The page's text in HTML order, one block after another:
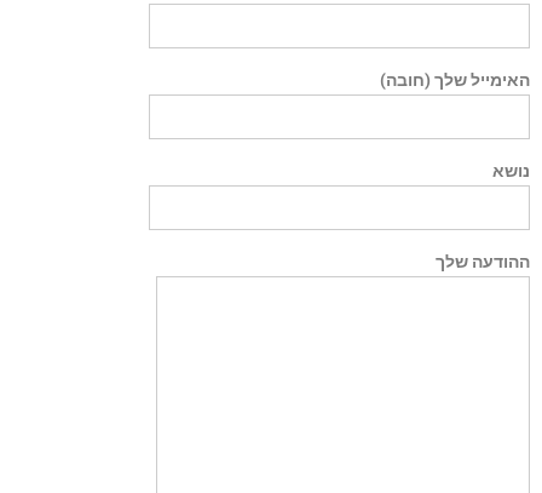
האימייל שלך (חובה)
נושא
ההודעה שלך